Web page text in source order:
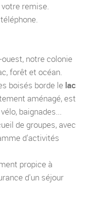
notre lettre d'informations
remise.
notre colonie
forêt et océan.
boisés borde le lac
aménagé, est
baignades...
de groupes, avec
d'activités
propice à
d'un séjour